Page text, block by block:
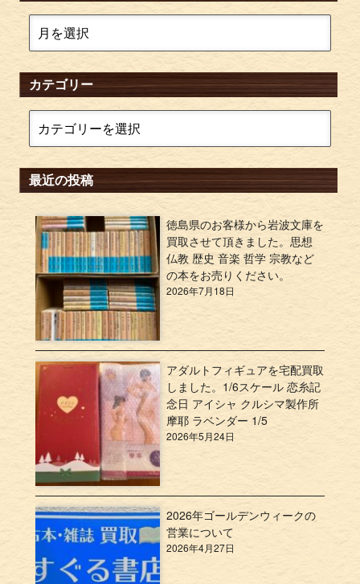
カテゴリー
最近の投稿
徳島県のお客様から岩波文庫を
買取させて頂きました。思想
仏教 歴史 音楽 哲学 宗教など
の本をお売りください。
2026年7月18日
アダルトフィギュアを宅配買取
しました。1/6スケール 恋糸記
念日 アイシャ クルシマ製作所
摩耶 ラベンダー 1/5
2026年5月24日
2026年ゴールデンウィークの
営業について
2026年4月27日